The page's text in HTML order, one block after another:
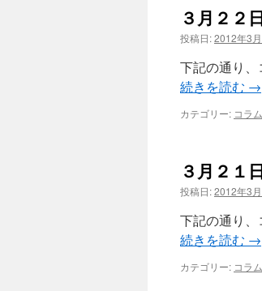
３月２２
投稿日:2012年3
下記の通り
続きを読む →
カテゴリー: コラ
３月２１
投稿日:2012年3
下記の通り
続きを読む →
カテゴリー: コラ